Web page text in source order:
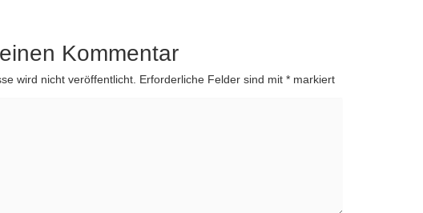
Kommentar
wird nicht veröffentlicht. Erforderliche Felder sind mit * markiert